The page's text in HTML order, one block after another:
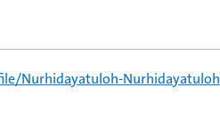
Nurhidayatuloh-Nurhidayatuloh